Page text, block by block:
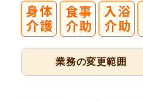
業務の変更範囲